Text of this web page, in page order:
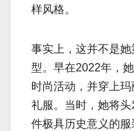
样风格。
事实上，这并不是
型。早在2022年，
时尚活动，并穿上
礼服。当时，她将
件极具历史意义的